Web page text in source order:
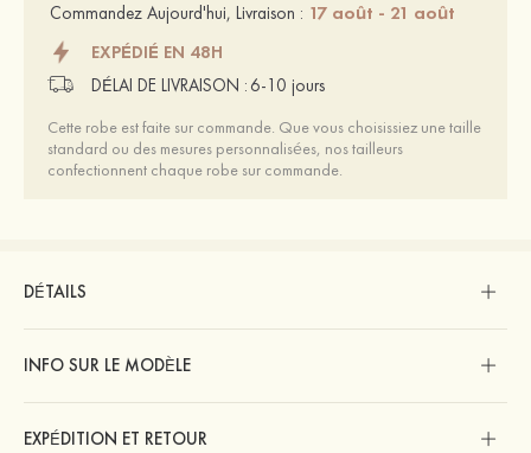
Commandez Aujourd'hui, Livraison : 17 août - 21 août
EXPÉDIÉ EN 48H
DÉLAI DE LIVRAISON : 6-10 jours
Cette robe est faite sur commande. Que vous choisissiez une taille
standard ou des mesures personnalisées, nos tailleurs
confectionnent chaque robe sur commande.
DÉTAILS
INFO SUR LE MODÈLE
EXPÉDITION ET RETOUR